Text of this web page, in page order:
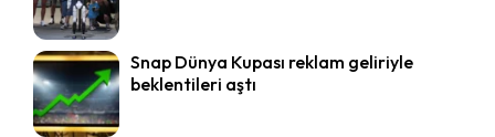
Snap Dünya Kupası reklam geliriyle
beklentileri aştı